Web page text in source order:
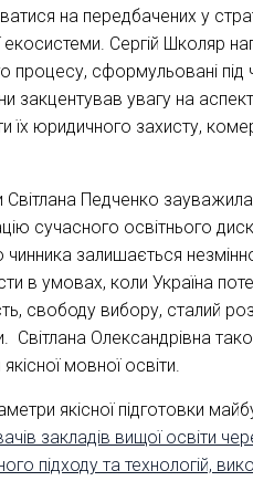
на передбачених у
екосистеми. Сергій Школяр
процесу, сформульовані під
закцентував увагу на
їх юридичного захисту,
Світлана Педченко
сучасного освітнього
залишається
в умовах, коли Україна
свободу вибору, сталий
Світлана Олександрівна
мовної освіти.
якісної підготовки
закладів вищої освіти
підходу та технологій,